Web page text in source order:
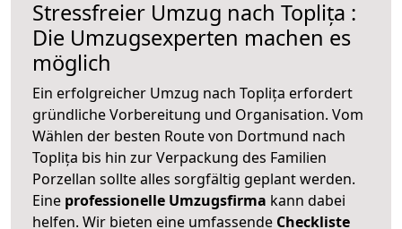
Stressfreier Umzug nach Toplița :
Die Umzugsexperten machen es
möglich
Ein erfolgreicher Umzug nach Toplița erfordert
gründliche Vorbereitung und Organisation. Vom
Wählen der besten Route von Dortmund nach
Toplița bis hin zur Verpackung des Familien
Porzellan sollte alles sorgfältig geplant werden.
Eine professionelle Umzugsfirma kann dabei
helfen. Wir bieten eine umfassende Checkliste